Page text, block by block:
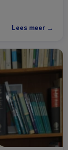
Lees meer →